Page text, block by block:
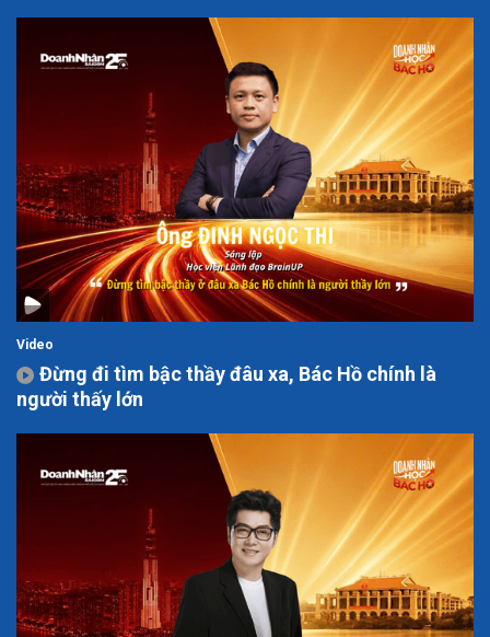
Video
Đừng đi tìm bậc thầy đâu xa, Bác Hồ chính là
người thấy lớn